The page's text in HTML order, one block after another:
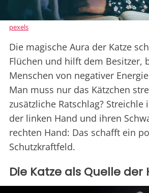
pexels
Die magische Aura der Katze
Flüchen und hilft dem Besitzer,
Menschen von negativer
Man muss nur das Kätzchen
zusätzliche Ratschlag?
der linken Hand und ihren
rechten Hand: Das schafft ein
Schutzkraftfeld.
Die Katze als Quelle der